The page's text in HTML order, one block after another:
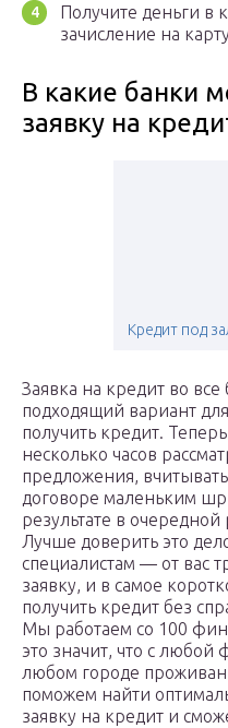
Получите деньги в
зачисление на
В какие банки
заявку на
Кредит под
Заявка на кредит во
подходящий вариант
получить кредит.
несколько часов
предложения,
договоре маленьким
результате в очередной
Лучше доверить это
специалистам — от вас
заявку, и в самое
получить кредит без
Мы работаем со 100
это значит, что с любой
любом городе
поможем найти
заявку на кредит и